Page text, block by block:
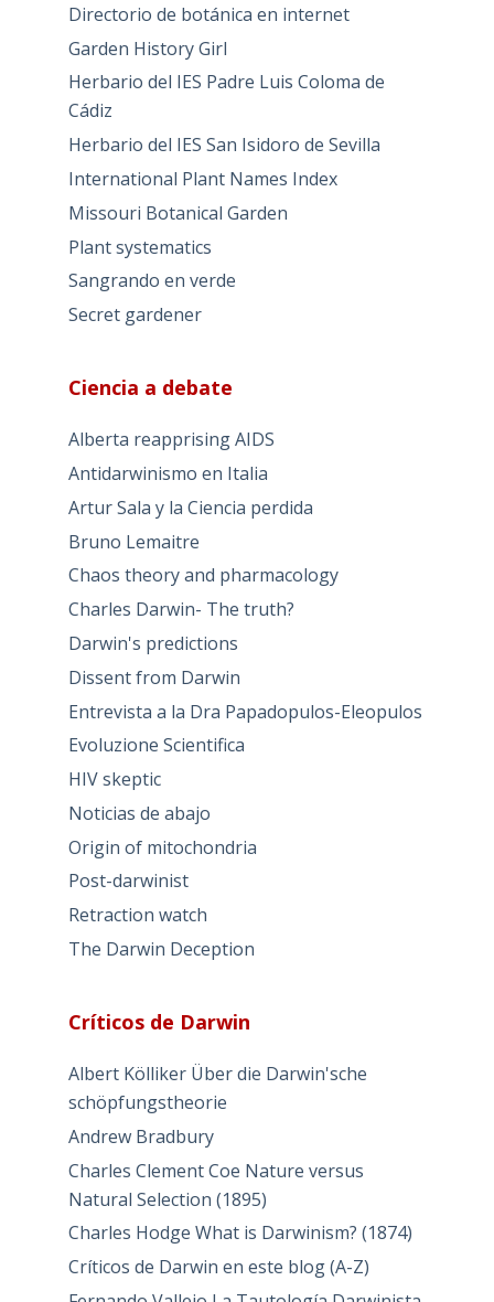
Directorio de botánica en internet
Garden History Girl
Herbario del IES Padre Luis Coloma de
Cádiz
Herbario del IES San Isidoro de Sevilla
International Plant Names Index
Missouri Botanical Garden
Plant systematics
Sangrando en verde
Secret gardener
Ciencia a debate
Alberta reapprising AIDS
Antidarwinismo en Italia
Artur Sala y la Ciencia perdida
Bruno Lemaitre
Chaos theory and pharmacology
Charles Darwin- The truth?
Darwin's predictions
Dissent from Darwin
Entrevista a la Dra Papadopulos-Eleopulos
Evoluzione Scientifica
HIV skeptic
Noticias de abajo
Origin of mitochondria
Post-darwinist
Retraction watch
The Darwin Deception
Críticos de Darwin
Albert Kölliker Über die Darwin'sche
schöpfungstheorie
Andrew Bradbury
Charles Clement Coe Nature versus
Natural Selection (1895)
Charles Hodge What is Darwinism? (1874)
Críticos de Darwin en este blog (A-Z)